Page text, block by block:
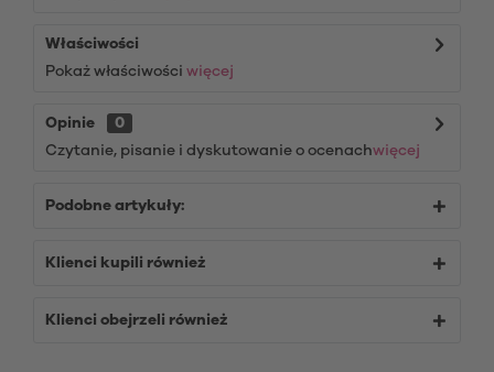
Właściwości
Pokaż właściwości więcej
Opinie
0
Czytanie, pisanie i dyskutowanie o ocenachwięcej
Podobne artykuły:
Klienci kupili również
Klienci obejrzeli również